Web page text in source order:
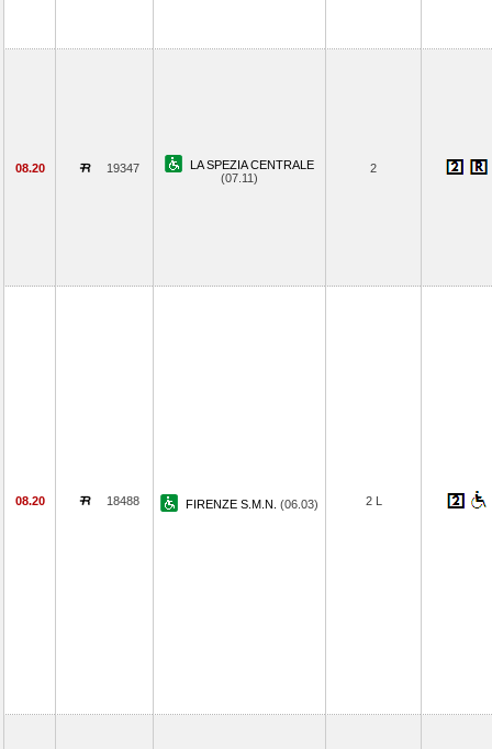
08.20 19347
LA SPEZIA CENTRALE
(07.11)
2
08.20 18488 FIRENZE S.M.N. (06.03) 2 L